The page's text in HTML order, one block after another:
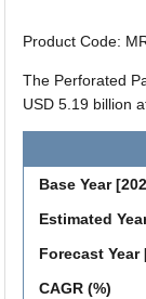
Product Code:
The Perforated
USD 5.19 billion
Base Year
Estimated
Forecast Year
CAGR (%)